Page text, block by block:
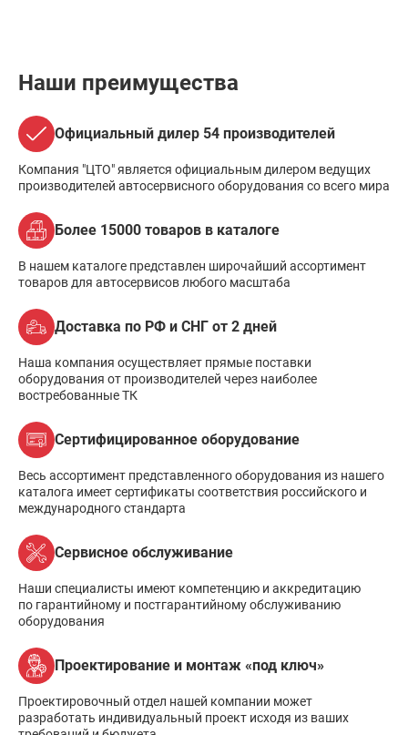
Наши преимущества
Официальный дилер 54 производителей
Компания "ЦТО" является официальным дилером ведущих
производителей автосервисного оборудования со всего мира
Более 15000 товаров в каталоге
В нашем каталоге представлен широчайший ассортимент
товаров для автосервисов любого масштаба
Доставка по РФ и СНГ от 2 дней
Наша компания осуществляет прямые поставки
оборудования от производителей через наиболее
востребованные ТК
Сертифицированное оборудование
Весь ассортимент представленного оборудования из нашего
каталога имеет сертификаты соответствия российского и
международного стандарта
Сервисное обслуживание
Наши специалисты имеют компетенцию и аккредитацию
по гарантийному и постгарантийному обслуживанию
оборудования
Проектирование и монтаж «под ключ»
Проектировочный отдел нашей компании может
разработать индивидуальный проект исходя из ваших